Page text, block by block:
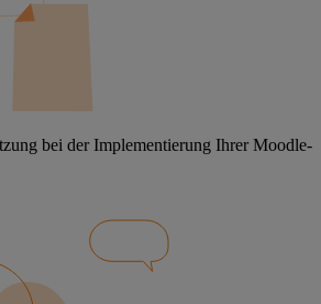
bei der Implementierung Ihrer Moodle-